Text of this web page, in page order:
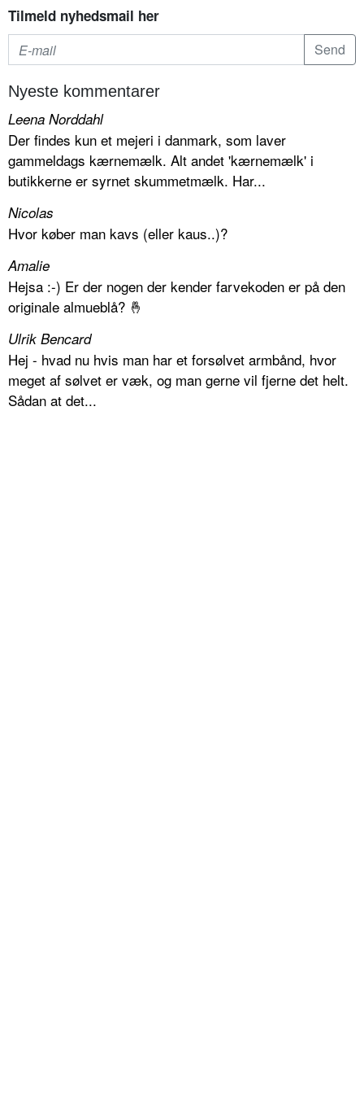
Tilmeld nyhedsmail her
Nyeste kommentarer
Leena Norddahl
Der findes kun et mejeri i danmark, som laver
gammeldags kærnemælk. Alt andet 'kærnemælk' i
butikkerne er syrnet skummetmælk. Har...
Nicolas
Hvor køber man kavs (eller kaus..)?
Amalie
Hejsa :-) Er der nogen der kender farvekoden er på den
originale almueblå? 🤞
Ulrik Bencard
Hej - hvad nu hvis man har et forsølvet armbånd, hvor
meget af sølvet er væk, og man gerne vil fjerne det helt.
Sådan at det...